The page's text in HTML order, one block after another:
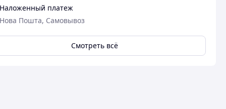
платеж
Пошта, Самовывоз
Смотреть всё